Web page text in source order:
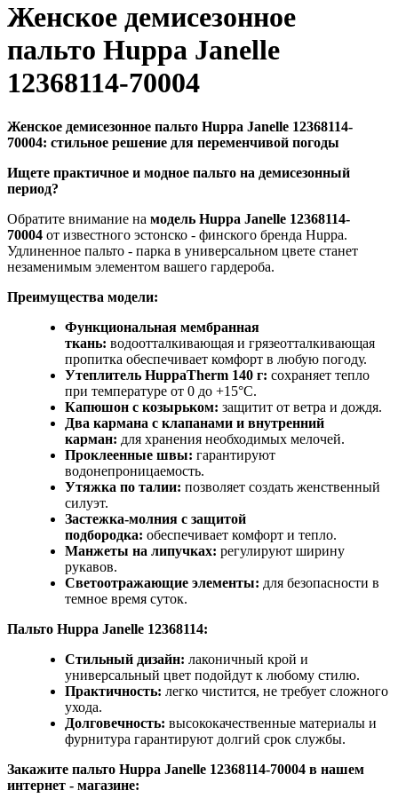
Женское демисезонное
пальто Huppa Janelle
12368114-70004
Женское демисезонное пальто Huppa Janelle 12368114-
70004: стильное решение для переменчивой погоды
Ищете практичное и модное пальто на демисезонный
период?
Обратите внимание на модель Huppa Janelle 12368114-
70004 от известного эстонско - финского бренда Huppa.
Удлиненное пальто - парка в универсальном цвете станет
незаменимым элементом вашего гардероба.
Преимущества модели:
Функциональная мембранная
ткань: водоотталкивающая и грязеотталкивающая
пропитка обеспечивает комфорт в любую погоду.
Утеплитель HuppaTherm 140 г: сохраняет тепло
при температуре от 0 до +15°C.
Капюшон с козырьком: защитит от ветра и дождя.
Два кармана с клапанами и внутренний
карман: для хранения необходимых мелочей.
Проклеенные швы: гарантируют
водонепроницаемость.
Утяжка по талии: позволяет создать женственный
силуэт.
Застежка-молния с защитой
подбородка: обеспечивает комфорт и тепло.
Манжеты на липучках: регулируют ширину
рукавов.
Светоотражающие элементы: для безопасности в
темное время суток.
Пальто Huppa Janelle 12368114:
Стильный дизайн: лаконичный крой и
универсальный цвет подойдут к любому стилю.
Практичность: легко чистится, не требует сложного
ухода.
Долговечность: высококачественные материалы и
фурнитура гарантируют долгий срок службы.
Закажите пальто Huppa Janelle 12368114-70004 в нашем
интернет - магазине: